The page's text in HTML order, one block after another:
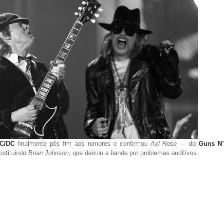
DCfinalmente pôs fim aos rumores e confirmouAxl Rose — doGuns N’
Brian Johnson, que deixou a banda por problemas auditivos.